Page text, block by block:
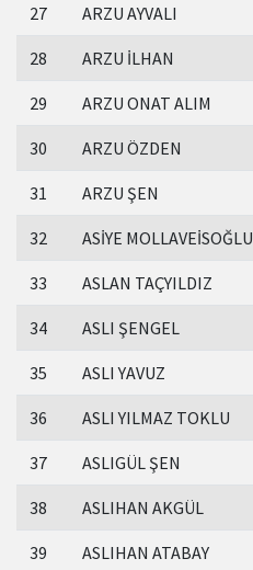
27 ARZU AYVALI
28 ARZU İLHAN
29 ARZU ONAT ALIM
30 ARZU ÖZDEN
31 ARZU ŞEN
32 ASİYE MOLLAVEİSOĞLU
33 ASLAN TAÇYILDIZ
34 ASLI ŞENGEL
35 ASLI YAVUZ
36 ASLI YILMAZ TOKLU
37 ASLIGÜL ŞEN
38 ASLIHAN AKGÜL
39 ASLIHAN ATABAY